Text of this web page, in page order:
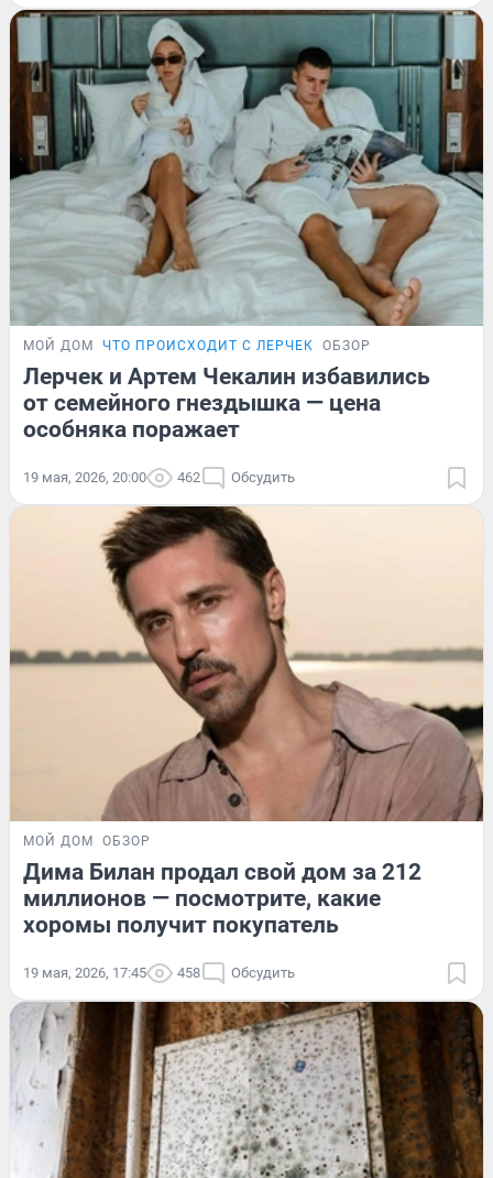
МОЙ ДОМ ЧТО ПРОИСХОДИТ С ЛЕРЧЕК ОБЗОР
Лерчек и Артем Чекалин избавились
от семейного гнездышка — цена
особняка поражает
19 мая, 2026, 20:00 462 Обсудить
МОЙ ДОМ ОБЗОР
Дима Билан продал свой дом за 212
миллионов — посмотрите, какие
хоромы получит покупатель
19 мая, 2026, 17:45 458 Обсудить